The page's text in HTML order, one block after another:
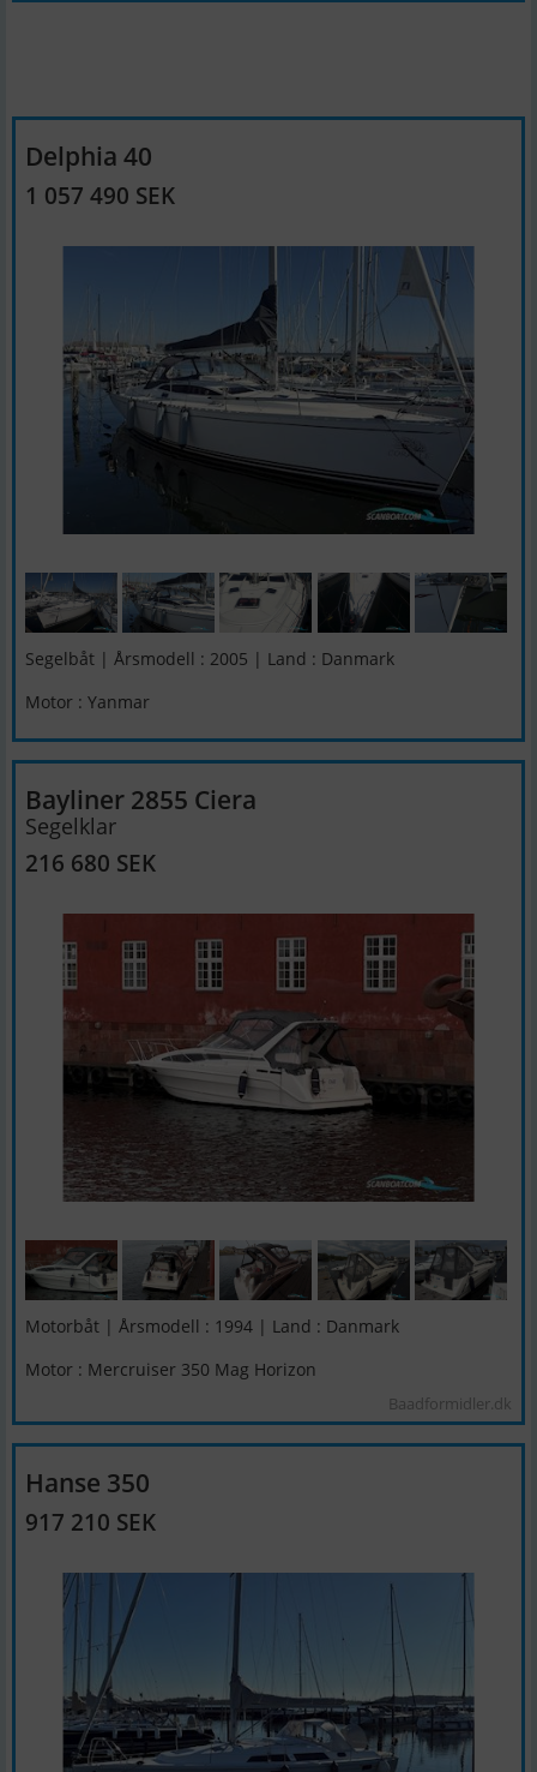
Delphia 40
1 057 490 SEK
Segelbåt | Årsmodell : 2005 | Land : Danmark
Motor : Yanmar
Bayliner 2855 Ciera
Segelklar
216 680 SEK
Motorbåt | Årsmodell : 1994 | Land : Danmark
Motor : Mercruiser 350 Mag Horizon
Baadformidler.dk
Hanse 350
917 210 SEK